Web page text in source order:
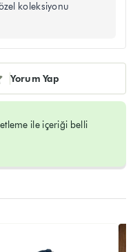
Yorum Yap
ile içeriği belli
koleksiyonu